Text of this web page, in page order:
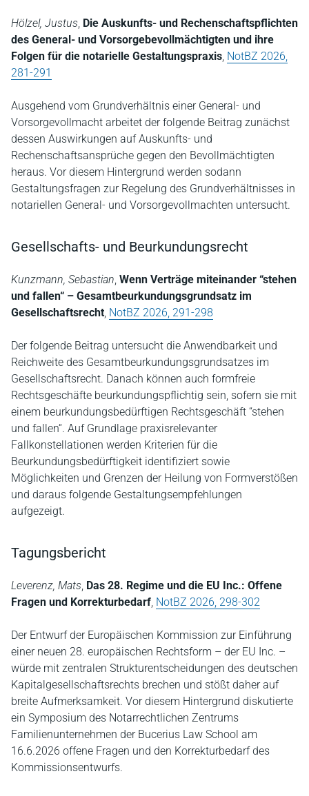
Hölzel, Justus, Die Auskunfts- und Rechenschaftspflichten
des General- und Vorsorgebevollmächtigten und ihre
Folgen für die notarielle Gestaltungspraxis, NotBZ 2026,
281-291
Ausgehend vom Grundverhältnis einer General- und
Vorsorgevollmacht arbeitet der folgende Beitrag zunächst
dessen Auswirkungen auf Auskunfts- und
Rechenschaftsansprüche gegen den Bevollmächtigten
heraus. Vor diesem Hintergrund werden sodann
Gestaltungsfragen zur Regelung des Grundverhältnisses in
notariellen General- und Vorsorgevollmachten untersucht.
Gesellschafts- und Beurkundungsrecht
Kunzmann, Sebastian, Wenn Verträge miteinander “stehen
und fallen“ – Gesamtbeurkundungsgrundsatz im
Gesellschaftsrecht, NotBZ 2026, 291-298
Der folgende Beitrag untersucht die Anwendbarkeit und
Reichweite des Gesamtbeurkundungsgrundsatzes im
Gesellschaftsrecht. Danach können auch formfreie
Rechtsgeschäfte beurkundungspflichtig sein, sofern sie mit
einem beurkundungsbedürftigen Rechtsgeschäft “stehen
und fallen“. Auf Grundlage praxisrelevanter
Fallkonstellationen werden Kriterien für die
Beurkundungsbedürftigkeit identifiziert sowie
Möglichkeiten und Grenzen der Heilung von Formverstößen
und daraus folgende Gestaltungsempfehlungen
aufgezeigt.
Tagungsbericht
Leverenz, Mats, Das 28. Regime und die EU Inc.: Offene
Fragen und Korrekturbedarf, NotBZ 2026, 298-302
Der Entwurf der Europäischen Kommission zur Einführung
einer neuen 28. europäischen Rechtsform – der EU Inc. –
würde mit zentralen Strukturentscheidungen des deutschen
Kapitalgesellschaftsrechts brechen und stößt daher auf
breite Aufmerksamkeit. Vor diesem Hintergrund diskutierte
ein Symposium des Notarrechtlichen Zentrums
Familienunternehmen der Bucerius Law School am
16.6.2026 offene Fragen und den Korrekturbedarf des
Kommissionsentwurfs.